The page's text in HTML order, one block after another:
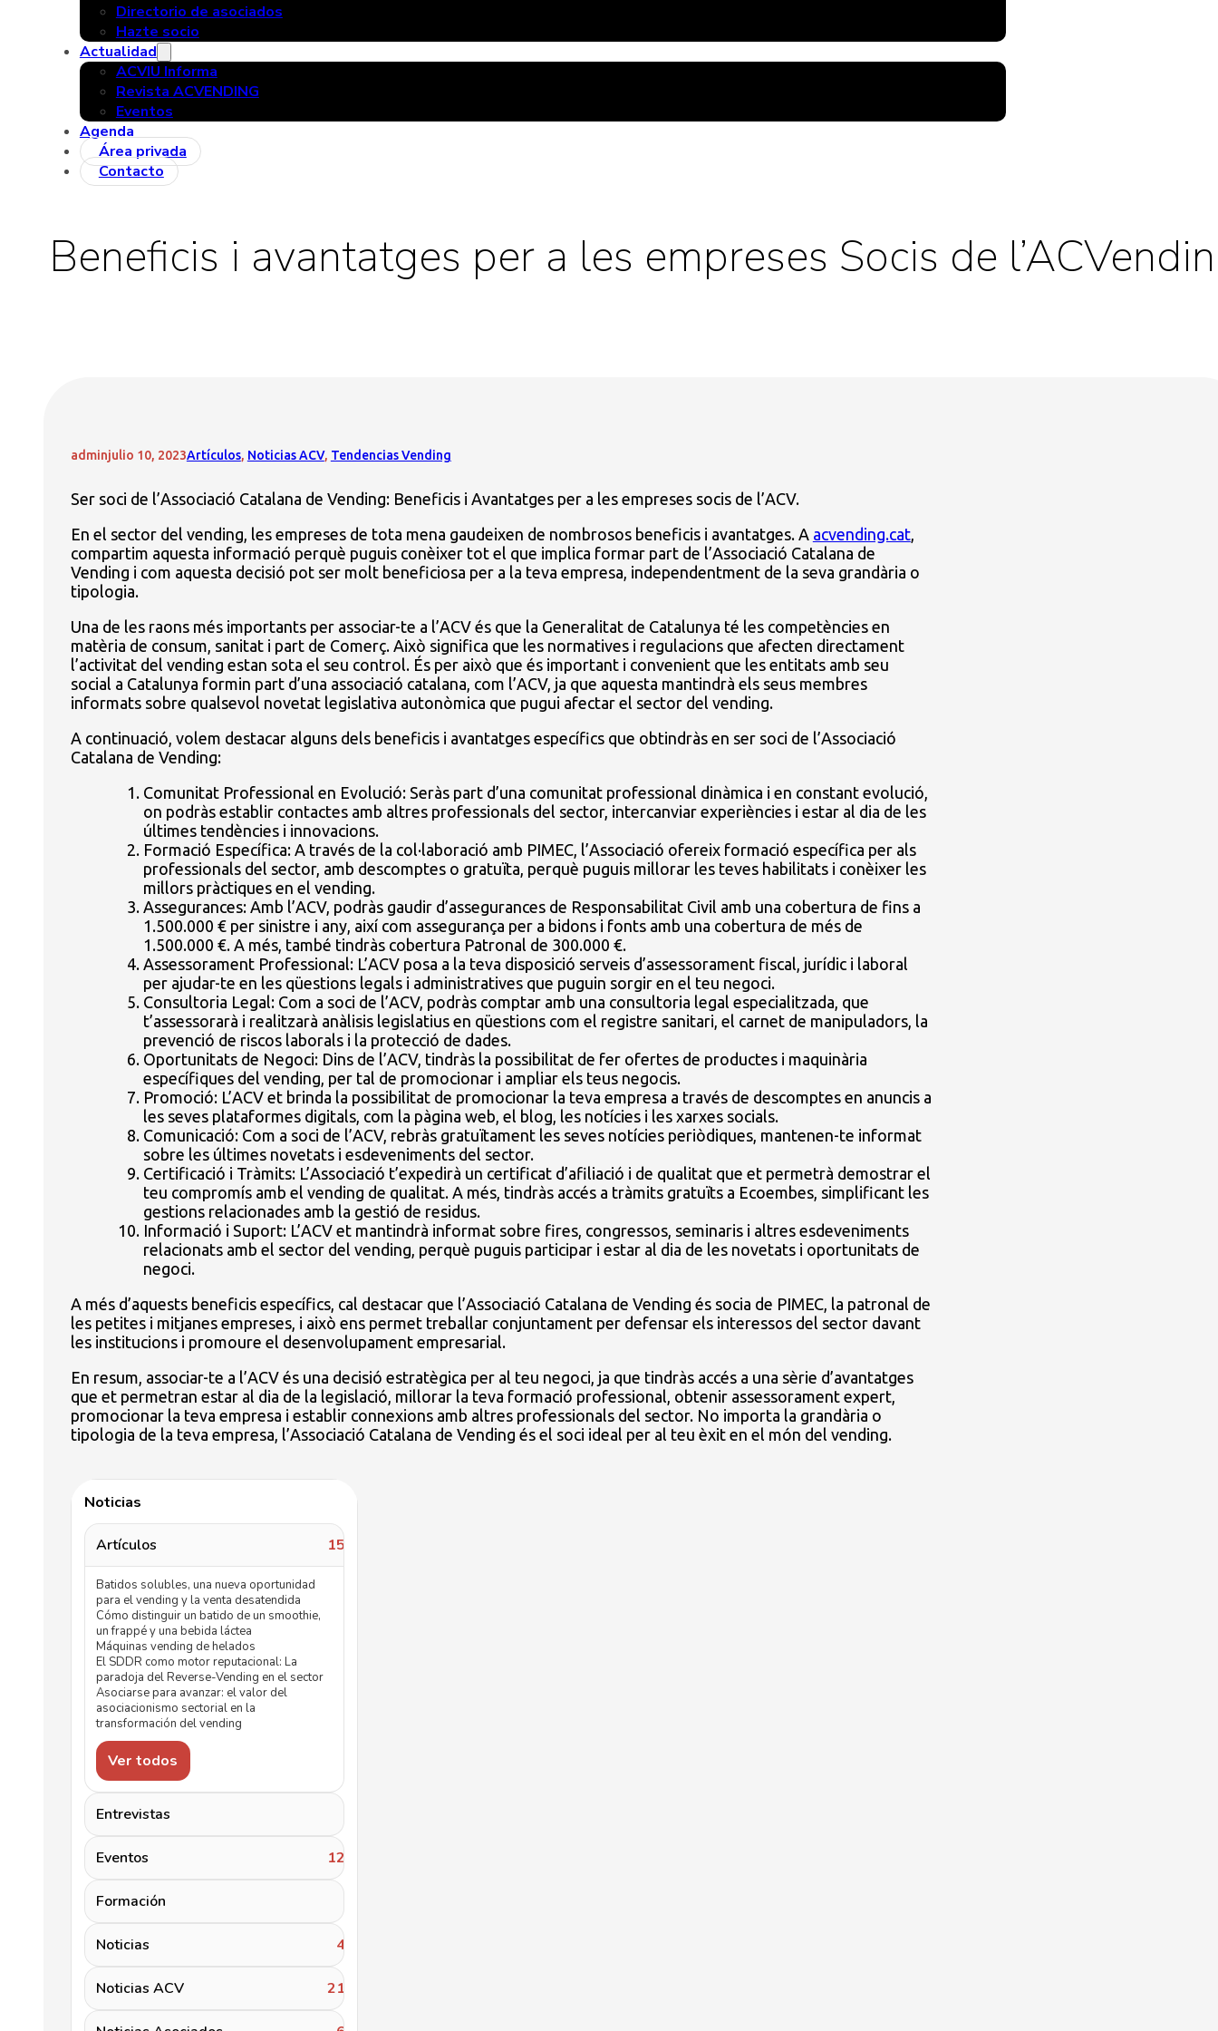
Directorio de asociados
Hazte socio
Actualidad
ACVIU Informa
Revista ACVENDING
Eventos
Agenda
Área privada
Contacto
Beneficis i avantatges per a les empreses Socis de
adminjulio 10, 2023Artículos, Noticias ACV, Tendencias Vending
Ser soci de l’Associació Catalana de Vending: Beneficis i Avantatges per a les empreses socis de l’ACV.
En el sector del vending, les empreses de tota mena gaudeixen de nombrosos beneficis i avantatges. A acvending.cat,
compartim aquesta informació perquè puguis conèixer tot el que implica formar part de l’Associació Catalana de
Vending i com aquesta decisió pot ser molt beneficiosa per a la teva empresa, independentment de la seva grandària o
tipologia.
Una de les raons més importants per associar-te a l’ACV és que la Generalitat de Catalunya té les competències en
matèria de consum, sanitat i part de Comerç. Això significa que les normatives i regulacions que afecten directament
l’activitat del vending estan sota el seu control. És per això que és important i convenient que les entitats amb seu
social a Catalunya formin part d’una associació catalana, com l’ACV, ja que aquesta mantindrà els seus membres
informats sobre qualsevol novetat legislativa autonòmica que pugui afectar el sector del vending.
A continuació, volem destacar alguns dels beneficis i avantatges específics que obtindràs en ser soci de l’Associació
Catalana de Vending:
Comunitat Professional en Evolució: Seràs part d’una comunitat professional dinàmica i en constant evolució,
on podràs establir contactes amb altres professionals del sector, intercanviar experiències i estar al dia de les
últimes tendències i innovacions.
Formació Específica: A través de la col·laboració amb PIMEC, l’Associació ofereix formació específica per als
professionals del sector, amb descomptes o gratuïta, perquè puguis millorar les teves habilitats i conèixer les
millors pràctiques en el vending.
Assegurances: Amb l’ACV, podràs gaudir d’assegurances de Responsabilitat Civil amb una cobertura de fins a
1.500.000 € per sinistre i any, així com assegurança per a bidons i fonts amb una cobertura de més de
1.500.000 €. A més, també tindràs cobertura Patronal de 300.000 €.
Assessorament Professional: L’ACV posa a la teva disposició serveis d’assessorament fiscal, jurídic i laboral
per ajudar-te en les qüestions legals i administratives que puguin sorgir en el teu negoci.
Consultoria Legal: Com a soci de l’ACV, podràs comptar amb una consultoria legal especialitzada, que
t’assessorarà i realitzarà anàlisis legislatius en qüestions com el registre sanitari, el carnet de manipuladors, la
prevenció de riscos laborals i la protecció de dades.
Oportunitats de Negoci: Dins de l’ACV, tindràs la possibilitat de fer ofertes de productes i maquinària
específiques del vending, per tal de promocionar i ampliar els teus negocis.
Promoció: L’ACV et brinda la possibilitat de promocionar la teva empresa a través de descomptes en anuncis a
les seves plataformes digitals, com la pàgina web, el blog, les notícies i les xarxes socials.
Comunicació: Com a soci de l’ACV, rebràs gratuïtament les seves notícies periòdiques, mantenen-te informat
sobre les últimes novetats i esdeveniments del sector.
Certificació i Tràmits: L’Associació t’expedirà un certificat d’afiliació i de qualitat que et permetrà demostrar el
teu compromís amb el vending de qualitat. A més, tindràs accés a tràmits gratuïts a Ecoembes, simplificant les
gestions relacionades amb la gestió de residus.
Informació i Suport: L’ACV et mantindrà informat sobre fires, congressos, seminaris i altres esdeveniments
relacionats amb el sector del vending, perquè puguis participar i estar al dia de les novetats i oportunitats de
negoci.
A més d’aquests beneficis específics, cal destacar que l’Associació Catalana de Vending és socia de PIMEC, la patronal de
les petites i mitjanes empreses, i això ens permet treballar conjuntament per defensar els interessos del sector davant
les institucions i promoure el desenvolupament empresarial.
En resum, associar-te a l’ACV és una decisió estratègica per al teu negoci, ja que tindràs accés a una sèrie d’avantatges
que et permetran estar al dia de la legislació, millorar la teva formació professional, obtenir assessorament expert,
promocionar la teva empresa i establir connexions amb altres professionals del sector. No importa la grandària o
tipologia de la teva empresa, l’Associació Catalana de Vending és el soci ideal per al teu èxit en el món del vending.
Noticias
Artículos 157
Batidos solubles, una nueva oportunidad
para el vending y la venta desatendida
Cómo distinguir un batido de un smoothie,
un frappé y una bebida láctea
Máquinas vending de helados
El SDDR como motor reputacional: La
paradoja del Reverse-Vending en el sector
Asociarse para avanzar: el valor del
asociacionismo sectorial en la
transformación del vending
Ver todos
Entrevistas
Eventos 122
Formación
Noticias 46
Noticias ACV 217